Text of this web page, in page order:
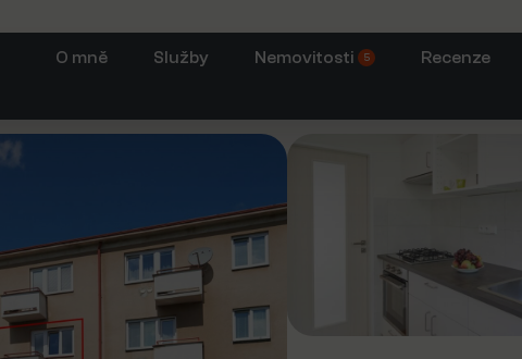
O mně Služby Nemovitosti 5 Recenze